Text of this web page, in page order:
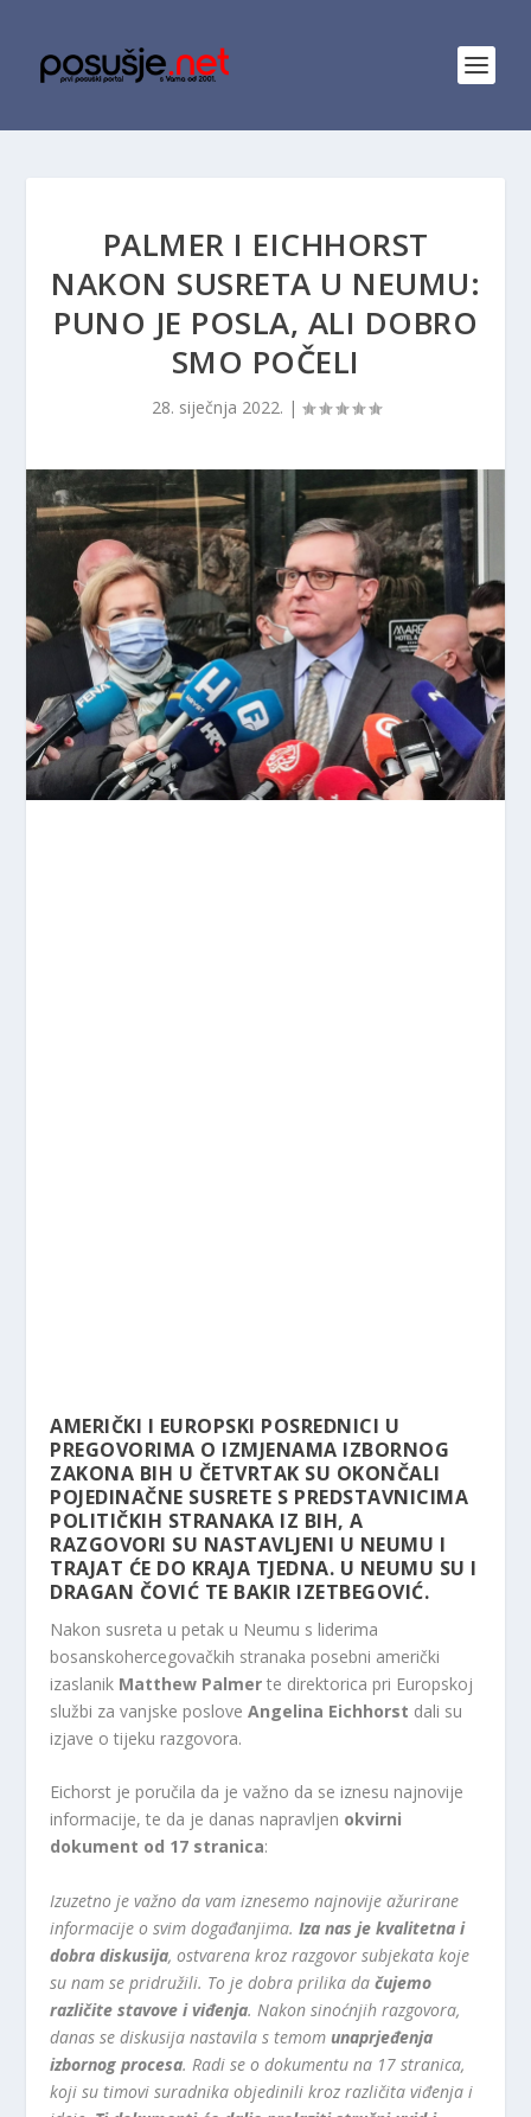
PALMER I EICHHORST
NAKON SUSRETA U NEUMU:
PUNO JE POSLA, ALI DOBRO
SMO POČELI
28. siječnja 2022. |
AMERIČKI I EUROPSKI POSREDNICI U
PREGOVORIMA O IZMJENAMA IZBORNOG
ZAKONA BIH U ČETVRTAK SU OKONČALI
POJEDINAČNE SUSRETE S PREDSTAVNICIMA
POLITIČKIH STRANAKA IZ BIH, A
RAZGOVORI SU NASTAVLJENI U NEUMU I
TRAJAT ĆE DO KRAJA TJEDNA. U NEUMU SU I
DRAGAN ČOVIĆ TE BAKIR IZETBEGOVIĆ.
Nakon susreta u petak u Neumu s liderima
bosanskohercegovačkih stranaka posebni američki
izaslanik Matthew Palmer te direktorica pri Europskoj
službi za vanjske posloveAngelina Eichhorst dali su
izjave o tijeku razgovora.
Eichorst je poručila da je važno da se iznesu najnovije
informacije, te da je danas napravljen okvirni
dokument od 17 stranica:
Izuzetno je važno da vam iznesemo najnovije ažurirane
informacije o svim događanjima.Iza nas je kvalitetna i
dobra diskusija, ostvarena kroz razgovor subjekata koje
su nam se pridružili. To je dobra prilika dačujemo
različite stavove i viđenja. Nakon sinoćnjih razgovora,
danas se diskusija nastavila s temomunaprjeđenja
izbornog procesa. Radi se o dokumentu na 17 stranica,
koji su timovi suradnika objedinili kroz različita viđenja i